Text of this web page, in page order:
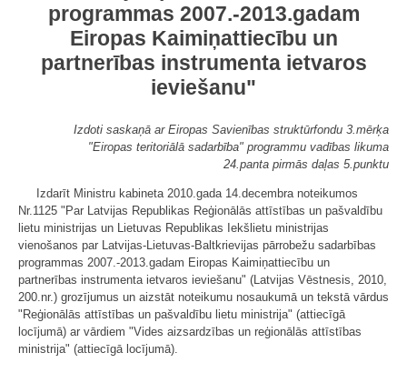
programmas 2007.-2013.gadam
Eiropas Kaimiņattiecību un
partnerības instrumenta ietvaros
ieviešanu"
Izdoti saskaņā ar Eiropas Savienības struktūrfondu 3.mērķa
"Eiropas teritoriālā sadarbība" programmu vadības likuma
24.panta pirmās daļas 5.punktu
Izdarīt Ministru kabineta 2010.gada 14.decembra noteikumos
Nr.1125 "Par Latvijas Republikas Reģionālās attīstības un pašvaldību
lietu ministrijas un Lietuvas Republikas Iekšlietu ministrijas
vienošanos par Latvijas-Lietuvas-Baltkrievijas pārrobežu sadarbības
programmas 2007.-2013.gadam Eiropas Kaimiņattiecību un
partnerības instrumenta ietvaros ieviešanu" (Latvijas Vēstnesis, 2010,
200.nr.) grozījumus un aizstāt noteikumu nosaukumā un tekstā vārdus
"Reģionālās attīstības un pašvaldību lietu ministrija" (attiecīgā
locījumā) ar vārdiem "Vides aizsardzības un reģionālās attīstības
ministrija" (attiecīgā locījumā).